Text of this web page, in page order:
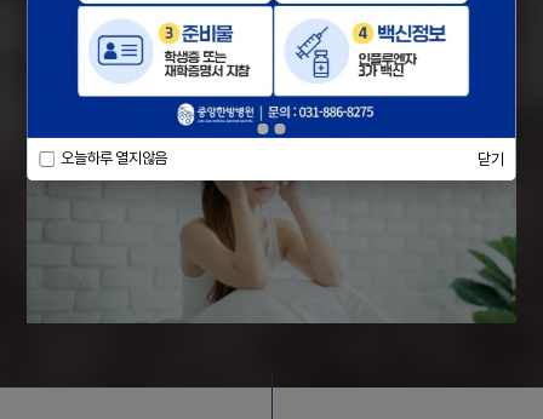
오늘하루 열지않음 닫기
· 매미우는 듯한 소리가 들리며, 불면증과 불안증, 허리와
무릎에 통증이 있음
· 밤에 더 심해지는 경향을 보임